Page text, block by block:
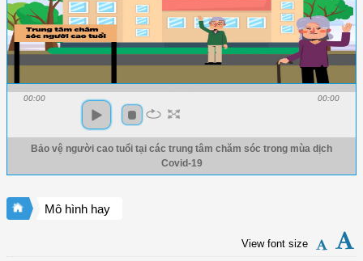
00:00 00:00
Bảo vệ người cao tuổi tại các trung tâm chăm sóc trong mùa dịch
Covid-19
Mô hình hay
View font size